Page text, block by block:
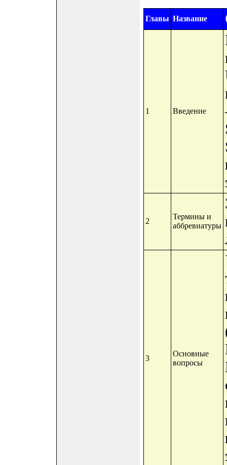
Главы Название
1 Введение
2
Термины и
аббревиатуры
3
Основные
вопросы